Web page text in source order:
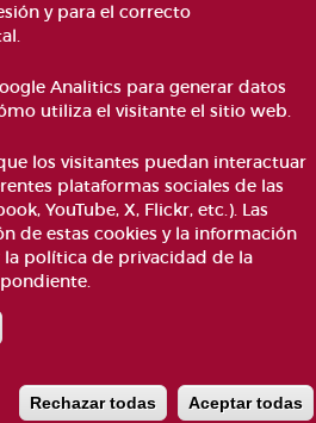
AVISO LEGAL
CONTACTO
POLÍTICA DE COOKIES
y para el correcto
Analitics para generar datos
utiliza el visitante el sitio web.
los visitantes puedan interactuar
plataformas sociales de las
YouTube, X, Flickr, etc.). Las
de estas cookies y la información
política de privacidad de la
Rechazar todas Aceptar todas